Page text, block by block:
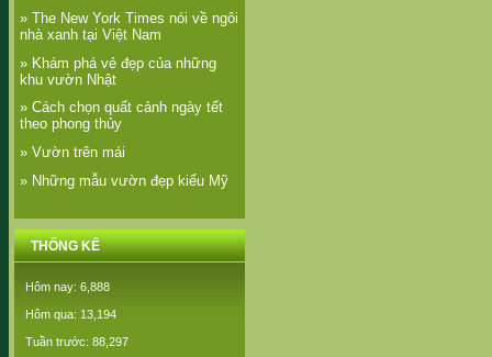
» The New York Times nói về ngôi
nhà xanh tại Việt Nam
» Khám phá vẻ đẹp của những
khu vườn Nhật
» Cách chọn quất cảnh ngày tết
theo phong thủy
» Vườn trên mái
» Những mẫu vườn đẹp kiểu Mỹ
THỐNG KÊ
Hôm nay: 6,888
Hôm qua: 13,194
Tuần trước: 88,297